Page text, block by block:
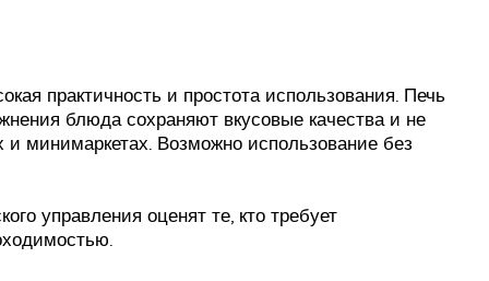
практичность и простота использования. Печь
блюда сохраняют вкусовые качества и не
и минимаркетах. Возможно использование без
управления оценят те, кто требует